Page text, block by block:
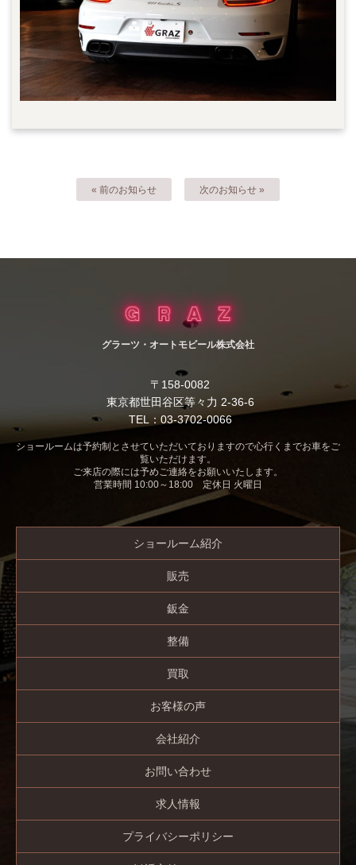
« 前のお知らせ 次のお知らせ »
グラーツ・オートモビール株式会社
〒158-0082
東京都世田谷区等々力 2-36-6
TEL：03-3702-0066
ショールームは予約制とさせていただいておりますので心行くまでお車をご
覧いただけます。
ご来店の際には予めご連絡をお願いいたします。
営業時間 10:00～18:00 定休日 火曜日
ショールーム紹介
販売
鈑金
整備
買取
お客様の声
会社紹介
お問い合わせ
求人情報
プライバシーポリシー